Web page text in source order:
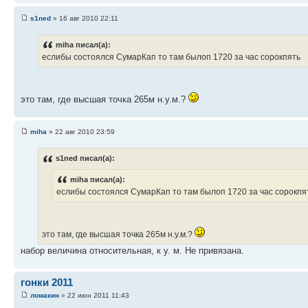
s1ned » 16 авг 2010 22:11
miha писал(а):
еслибы состоялся СумарКап то там былоп 1720 за час сорокпять
это там, где высшая точка 265м н.у.м.?
miha » 22 авг 2010 23:59
s1ned писал(а):
miha писал(а):
еслибы состоялся СумарКап то там былоп 1720 за час
это там, где высшая точка 265м н.у.м.?
набор величина относительная, к у. м. Не привязана.
гонки 2011
ломакин » 22 июн 2011 11:43